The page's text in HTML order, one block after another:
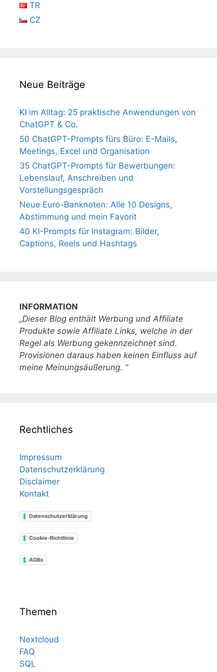
TR
CZ
Neue Beiträge
KI im Alltag: 25 praktische Anwendungen von
ChatGPT & Co.
50 ChatGPT-Prompts fürs Büro: E-Mails,
Meetings, Excel und Organisation
35 ChatGPT-Prompts für Bewerbungen:
Lebenslauf, Anschreiben und
Vorstellungsgespräch
Neue Euro-Banknoten: Alle 10 Designs,
Abstimmung und mein Favorit
40 KI-Prompts für Instagram: Bilder,
Captions, Reels und Hashtags
INFORMATION
„Dieser Blog enthält Werbung und Affiliate
Produkte sowie Affiliate Links, welche in der
Regel als Werbung gekennzeichnet sind.
Provisionen daraus haben keinen Einfluss auf
meine Meinungsäußerung. “
Rechtliches
Impressum
Datenschutzerklärung
Disclaimer
Kontakt
Datenschutzerklärung
Cookie-Richtlinie
AGBs
Themen
Nextcloud
FAQ
SQL